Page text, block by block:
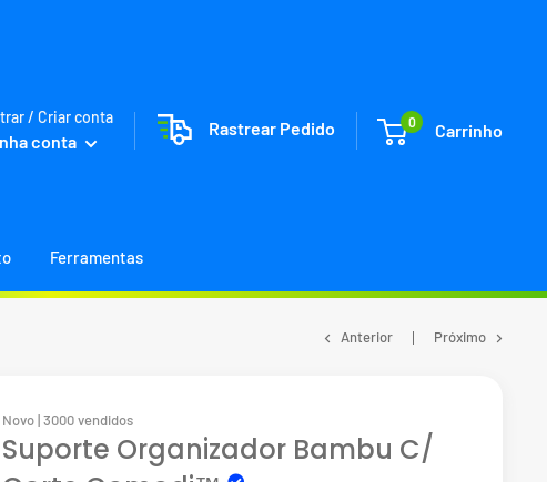
/ Criar conta
conta
Rastrear Pedido 0 Carrinho
Ferramentas
Anterior Próximo
Novo | 3000 vendidos
Suporte Organizador Bambu C/